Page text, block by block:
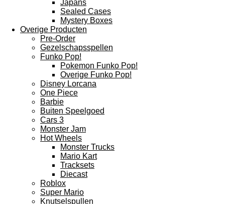
Japans
Sealed Cases
Mystery Boxes
Overige Producten
Pre-Order
Gezelschapsspellen
Funko Pop!
Pokemon Funko Pop!
Overige Funko Pop!
Disney Lorcana
One Piece
Barbie
Buiten Speelgoed
Cars 3
Monster Jam
Hot Wheels
Monster Trucks
Mario Kart
Tracksets
Diecast
Roblox
Super Mario
Knutselspullen